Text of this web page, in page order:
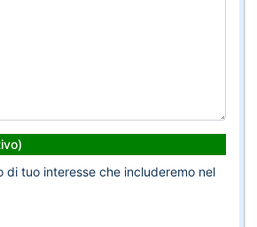
di tuo interesse che includeremo nel